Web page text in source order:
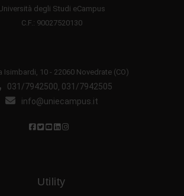
degli Studi eCampus
C.F.: 90027520130
Isimbardi, 10 - 22060 Novedrate (CO)
031/7942500, 031/7942505
info@uniecampus.it
Utility